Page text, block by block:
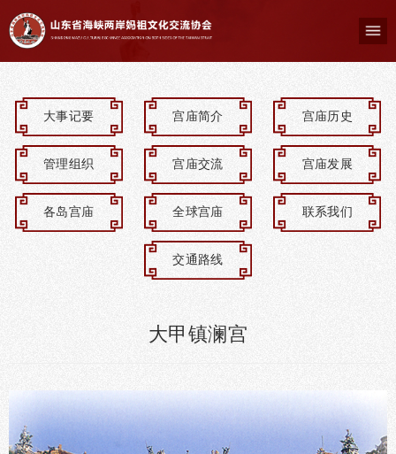
大事记要 宫庙简介 宫庙历史
管理组织 宫庙交流 宫庙发展
各岛宫庙 全球宫庙 联系我们
交通路线
大甲镇澜宫